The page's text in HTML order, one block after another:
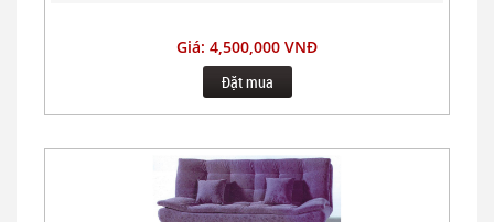
Giá: 4,500,000 VNĐ
Đặt mua